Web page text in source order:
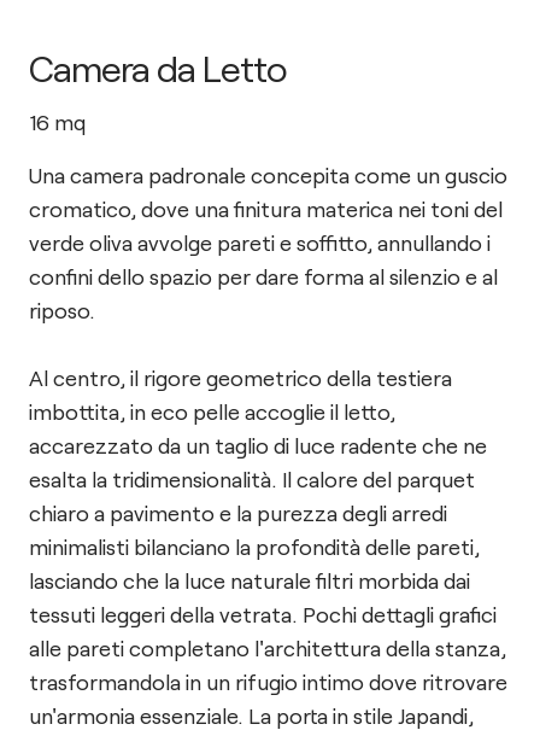
Camera da Letto
16 mq
Una camera padronale concepita come un guscio
cromatico, dove una finitura materica nei toni del
verde oliva avvolge pareti e soffitto, annullando i
confini dello spazio per dare forma al silenzio e al
riposo.
Al centro, il rigore geometrico della testiera
imbottita, in eco pelle accoglie il letto,
accarezzato da un taglio di luce radente che ne
esalta la tridimensionalità. Il calore del parquet
chiaro a pavimento e la purezza degli arredi
minimalisti bilanciano la profondità delle pareti,
lasciando che la luce naturale filtri morbida dai
tessuti leggeri della vetrata. Pochi dettagli grafici
alle pareti completano l'architettura della stanza,
trasformandola in un rifugio intimo dove ritrovare
un'armonia essenziale. La porta in stile Japandi,